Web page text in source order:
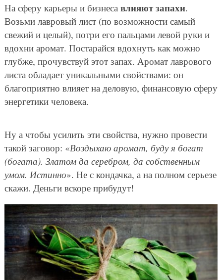
На сферу карьеры и бизнеса влияют запахи.
Возьми лавровый лист (по возможности самый
свежий и целый), потри его пальцами левой руки и
вдохни аромат. Постарайся вдохнуть как можно
глубже, прочувствуй этот запах. Аромат лаврового
листа обладает уникальными свойствами: он
благоприятно влияет на деловую, финансовую сферу
энергетики человека.
Ну а чтобы усилить эти свойства, нужно провести
такой заговор: «Воздыхаю аромат, буду я богат
(богата). Златом да серебром, да собственным
умом. Истинно». Не с кондачка, а на полном серьезе
скажи. Деньги вскоре прибудут!